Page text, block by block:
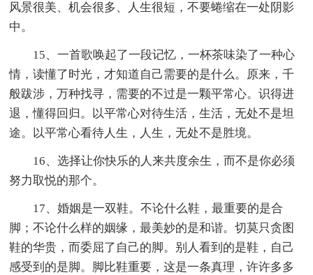
风景很美、机会很多、人生很短，不要蜷缩在一处阴影
中。
15、一首歌唤起了一段记忆，一杯茶味染了一种心
情，读懂了时光，才知道自己需要的是什么。原来，千
般跋涉，万种找寻，需要的不过是一颗平常心。识得进
退，懂得回归。以平常心对待生活，生活，无处不是坦
途。以平常心看待人生，人生，无处不是胜境。
16、选择让你快乐的人来共度余生，而不是你必须
努力取悦的那个。
17、婚姻是一双鞋。不论什么鞋，最重要的是合
脚；不论什么样的姻缘，最美妙的是和谐。切莫只贪图
鞋的华贵，而委屈了自己的脚。别人看到的是鞋，自己
感受到的是脚。脚比鞋重要，这是一条真理，许许多多